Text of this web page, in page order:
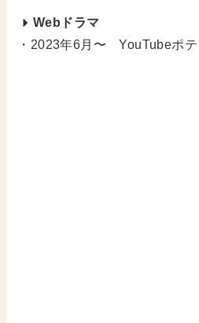
Webドラマ
・2023年6月〜 YouTubeポ